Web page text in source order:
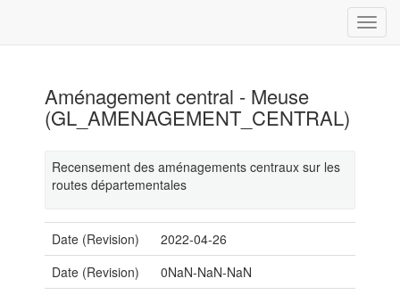
Aménagement central - Meuse
(GL_AMENAGEMENT_CENTRAL)
Recensement des aménagements centraux sur les
routes départementales
Date (Revision)
2022-04-26
Date (Revision)
0NaN-NaN-NaN